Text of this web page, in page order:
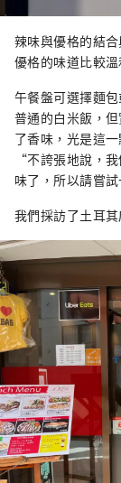
辣味與優格的結
優格的味道比較
午餐盤可選擇麵
普通的白米飯，
了香味，光是這
“不誇張地說，
味了，所以請嘗試
我們採訪了土耳